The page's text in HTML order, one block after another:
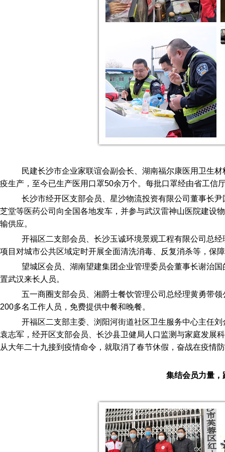
民建长沙市企业家联谊会副会长、湖南福尔康医用卫生
疫生产，至今已生产医用口罩50余万个。每批口罩经由省工信
长沙市经开区支部会员、星沙物流投资有限公司董事长
芝堂等医药公司向全国各地发车，并参与武汉雷神山医院建设
输供应。
开福区二支部会员、长沙玉诚环境景观工程有限公司总
项目对城市公共区域定时开展全面清洗消毒、反复消杀等，保
望城区会员、湖南望建集团企业管理委员会董事长谢治
置武汉来长人员。
五一商圈支部会员、湘爵士餐饮管理公司总经理黄勇带
200多名工作人员，免费提供中餐和晚餐。
开福区二支部主委、浏阳河街道社区卫生服务中心主任
袁志军，经开区支部会员、长沙县卫健局人口监测与家庭发展
从大年二十九接到疫情命令，就取消了春节休假，奋战在疫情
集结会员力量